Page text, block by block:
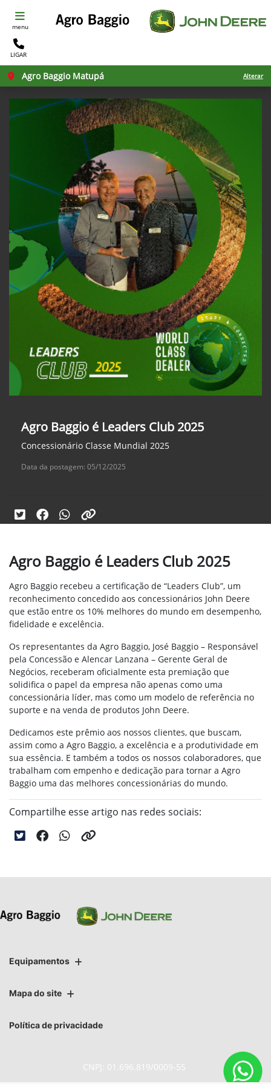
menu
LIGAR
Agro Baggio Matupá Alterar
Agro Baggio é Leaders Club 2025
Concessionário Classe Mundial 2025
Data da postagem: 05/12/2025
Agro Baggio é Leaders Club 2025
Agro Baggio recebeu a certificação de “Leaders Club”, um
reconhecimento concedido aos concessionários John Deere
que estão entre os 10% melhores do mundo em desempenho,
fidelidade e excelência.
Os representantes da Agro Baggio, José Baggio – Responsável
pela Concessão e Alencar Lanzana – Gerente Geral de
Negócios, receberam oficialmente esta premiação que
solidifica o papel da empresa não apenas como uma
concessionária líder, mas como um modelo de referência no
suporte e na venda de produtos John Deere.
Dedicamos este prêmio aos nossos clientes, que buscam,
assim como a Agro Baggio, a excelência e a produtividade em
sua essência. E também a todos os nossos colaboradores, que
trabalham com empenho e dedicação para tornar a Agro
Baggio uma das melhores concessionárias do mundo.
Compartilhe esse artigo nas redes sociais:
Equipamentos
Mapa do site
Política de privacidade
CNPJ: 01.696.819/0009-55